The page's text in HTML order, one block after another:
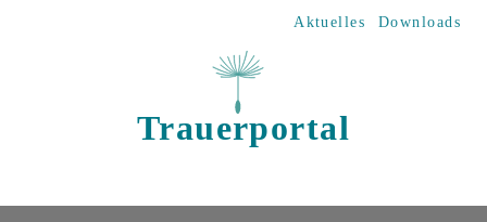
Aktuelles Downloads
Trauerportal